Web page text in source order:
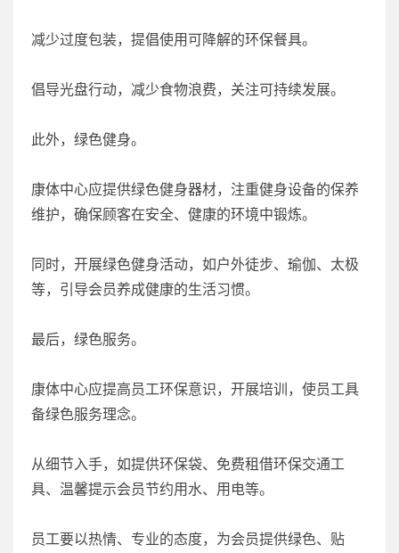
减少过度包装，提倡使用可降解的环保餐具。
倡导光盘行动，减少食物浪费，关注可持续发展。
此外，绿色健身。
康体中心应提供绿色健身器材，注重健身设备的保养
维护，确保顾客在安全、健康的环境中锻炼。
同时，开展绿色健身活动，如户外徒步、瑜伽、太极
等，引导会员养成健康的生活习惯。
最后，绿色服务。
康体中心应提高员工环保意识，开展培训，使员工具
备绿色服务理念。
从细节入手，如提供环保袋、免费租借环保交通工
具、温馨提示会员节约用水、用电等。
员工要以热情、专业的态度，为会员提供绿色、贴